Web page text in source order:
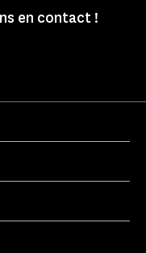
en contact !